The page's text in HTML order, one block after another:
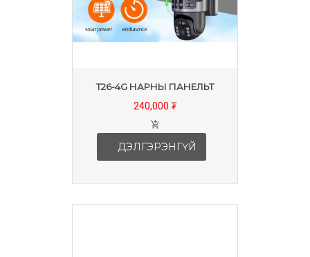
T26-4G НАРНЫ ПАНЕЛЬТ
240,000 ₮
ДЭЛГЭРЭНГҮЙ